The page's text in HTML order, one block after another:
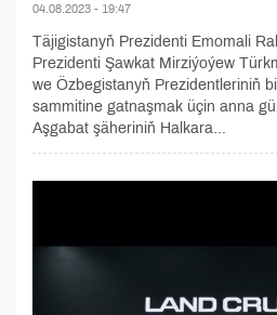
04.08.2023 - 19:47
Täjigistanyň Prezidenti Emomali
Prezidenti Şawkat Mirziýoýew
we Özbegistanyň Prezidentleriniň
sammitine gatnaşmak üçin anna
Aşgabat şäheriniň Halkara...